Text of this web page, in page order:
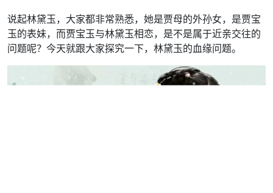
说起林黛玉，大家都非常熟悉，她是贾母的外孙女，是贾宝
玉的表妹，而贾宝玉与林黛玉相恋，是不是属于近亲交往的
问题呢？今天就跟大家探究一下，林黛玉的血缘问题。